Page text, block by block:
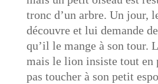
tronc d’un arbre. Un jour,
découvre et lui demande
qu’il le mange à son tour.
mais le lion insiste tout en
pas toucher à son petit